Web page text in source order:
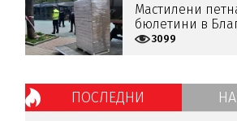
Мастилени
бюлетини в
наложиха
3099
ПОСЛЕДНИ